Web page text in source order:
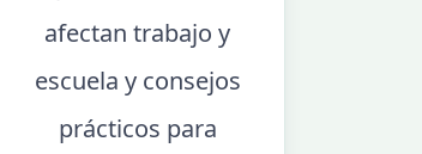
afectan trabajo y
escuela y consejos
prácticos para